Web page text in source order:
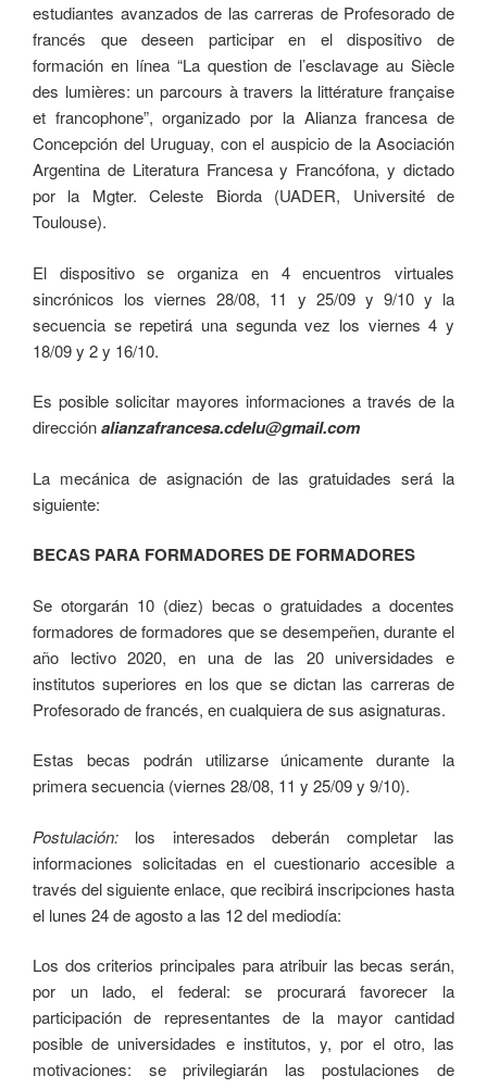
estudiantes avanzados de las carreras de Profesorado de
francés que deseen participar en el dispositivo de
formación en línea “La question de l’esclavage au Siècle
des lumières: un parcours à travers la littérature française
et francophone”, organizado por la Alianza francesa de
Concepción del Uruguay, con el auspicio de la Asociación
Argentina de Literatura Francesa y Francófona, y dictado
por la Mgter. Celeste Biorda (UADER, Université de
Toulouse).
El dispositivo se organiza en 4 encuentros virtuales
sincrónicos los viernes 28/08, 11 y 25/09 y 9/10 y la
secuencia se repetirá una segunda vez los viernes 4 y
18/09 y 2 y 16/10.
Es posible solicitar mayores informaciones a través de la
direcciónalianzafrancesa.cdelu@gmail.com
La mecánica de asignación de las gratuidades será la
siguiente:
BECAS PARA FORMADORES DE FORMADORES
Se otorgarán 10 (diez) becas o gratuidades a docentes
formadores de formadores que se desempeñen, durante el
año lectivo 2020, en una de las 20 universidades e
institutos superiores en los que se dictan las carreras de
Profesorado de francés, en cualquiera de sus asignaturas.
Estas becas podrán utilizarse únicamente durante la
primera secuencia (viernes 28/08, 11 y 25/09 y 9/10).
Postulación: los interesados deberán completar las
informaciones solicitadas en el cuestionario accesible a
través del siguiente enlace, que recibirá inscripciones hasta
el lunes 24 de agosto a las 12 del mediodía:
Los dos criterios principales para atribuir las becas serán,
por un lado, el federal: se procurará favorecer la
participación de representantes de la mayor cantidad
posible de universidades e institutos, y, por el otro, las
motivaciones: se privilegiarán las postulaciones de